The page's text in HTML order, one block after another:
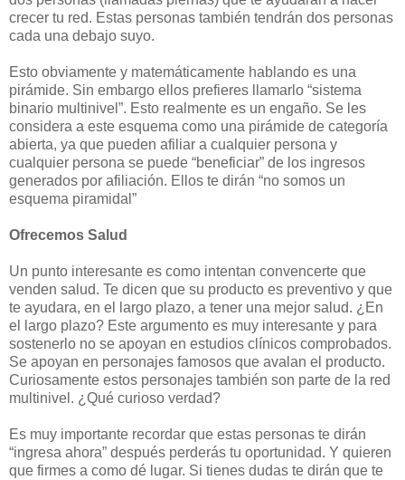
crecer tu red. Estas personas también tendrán dos personas
cada una debajo suyo.
Esto obviamente y matemáticamente hablando es una
pirámide. Sin embargo ellos prefieres llamarlo “sistema
binario multinivel”. Esto realmente es un engaño. Se les
considera a este esquema como una pirámide de categoría
abierta, ya que pueden afiliar a cualquier persona y
cualquier persona se puede “beneficiar” de los ingresos
generados por afiliación. Ellos te dirán “no somos un
esquema piramidal”
Ofrecemos Salud
Un punto interesante es como intentan convencerte que
venden salud. Te dicen que su producto es preventivo y que
te ayudara, en el largo plazo, a tener una mejor salud. ¿En
el largo plazo? Este argumento es muy interesante y para
sostenerlo no se apoyan en estudios clínicos comprobados.
Se apoyan en personajes famosos que avalan el producto.
Curiosamente estos personajes también son parte de la red
multinivel. ¿Qué curioso verdad?
Es muy importante recordar que estas personas te dirán
“ingresa ahora” después perderás tu oportunidad. Y quieren
que firmes a como dé lugar. Si tienes dudas te dirán que te